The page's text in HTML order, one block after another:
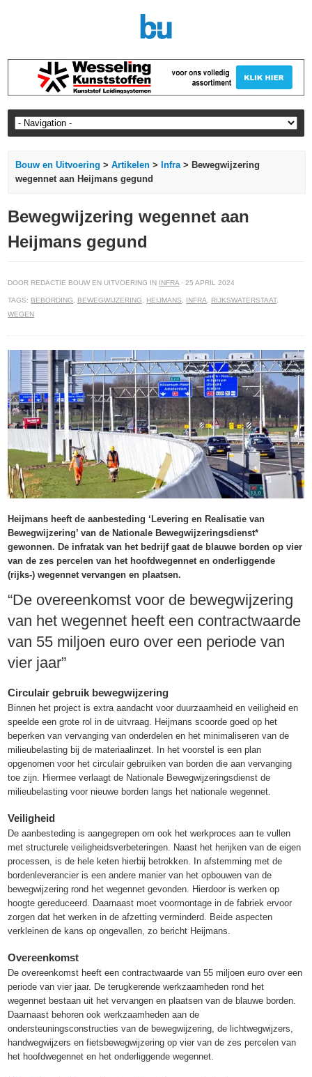
Bouw en Uitvoering >Artikelen > Infra> Bewegwijzering
wegennet aan Heijmans gegund
Bewegwijzering wegennet aan
Heijmans gegund
DOOR REDACTIE BOUW EN UITVOERING IN INFRA· 25 APRIL 2024
TAGS: BEBORDING, BEWEGWIJZERING, HEIJMANS, INFRA, RIJKSWATERSTAAT,
WEGEN
Heijmans heeft de aanbesteding ‘Levering en Realisatie van
Bewegwijzering’ van de Nationale Bewegwijzeringsdienst*
gewonnen. De infratak van het bedrijf gaat de blauwe borden op vier
van de zes percelen van het hoofdwegennet en onderliggende
(rijks-) wegennet vervangen en plaatsen.
“De overeenkomst voor de bewegwijzering
van het wegennet heeft een contractwaarde
van 55 miljoen euro over een periode van
vier jaar”
Circulair gebruik bewegwijzering
Binnen het project is extra aandacht voor duurzaamheid en veiligheid en
speelde een grote rol in de uitvraag. Heijmans scoorde goed op het
beperken van vervanging van onderdelen en het minimaliseren van de
milieubelasting bij de materiaalinzet. In het voorstel is een plan
opgenomen voor het circulair gebruiken van borden die aan vervanging
toe zijn. Hiermee verlaagt de Nationale Bewegwijzeringsdienst de
milieubelasting voor nieuwe borden langs het nationale wegennet.
Veiligheid
De aanbesteding is aangegrepen om ook het werkproces aan te vullen
met structurele veiligheidsverbeteringen. Naast het herijken van de eigen
processen, is de hele keten hierbij betrokken. In afstemming met de
bordenleverancier is een andere manier van het opbouwen van de
bewegwijzering rond het wegennet gevonden. Hierdoor is werken op
hoogte gereduceerd. Daarnaast moet voormontage in de fabriek ervoor
zorgen dat het werken in de afzetting verminderd. Beide aspecten
verkleinen de kans op ongevallen, zo bericht Heijmans.
Overeenkomst
De overeenkomst heeft een contractwaarde van 55 miljoen euro over een
periode van vier jaar. De terugkerende werkzaamheden rond het
wegennet bestaan uit het vervangen en plaatsen van de blauwe borden.
Daarnaast behoren ook werkzaamheden aan de
ondersteuningsconstructies van de bewegwijzering, de lichtwegwijzers,
handwegwijzers en fietsbewegwijzering op vier van de zes percelen van
het hoofdwegennet en het onderliggende wegennet.